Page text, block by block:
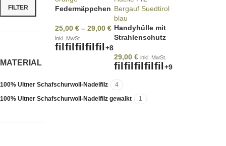
FILTER
MATERIAL
100% Ultner Schafschurwoll-Nadelfilz
4
100% Ultner Schafschurwoll-Nadelfilz gewalkt
1
Federmäppchen
25,00€ –29,00€
inkl. MwSt.
+8
Handyhülle mit
Strahlenschutz
29,00 € inkl. MwSt.
+9